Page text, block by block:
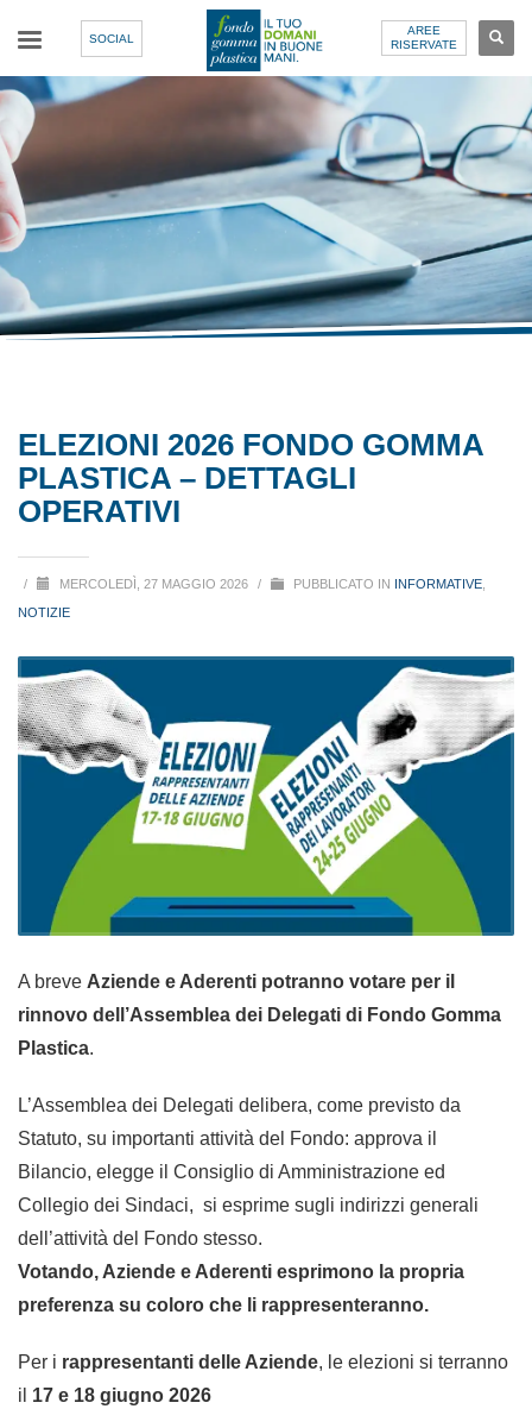
SOCIAL
AREE
RISERVATE
ELEZIONI 2026 FONDO GOMMA
PLASTICA – DETTAGLI
OPERATIVI
/ MERCOLEDÌ, 27 MAGGIO 2026 / PUBBLICATO IN INFORMATIVE
NOTIZIE
A breve Aziende e Aderenti potranno votare per il
rinnovo dell’Assemblea dei Delegati di Fondo Gomma
Plastica.
L’Assemblea dei Delegati delibera, come previsto da
Statuto, su importanti attività del Fondo: approva il
Bilancio, elegge il Consiglio di Amministrazione ed
Collegio dei Sindaci, si esprime sugli indirizzi generali
dell’attività del Fondo stesso.
Votando, Aziende e Aderenti esprimono la propria
preferenza su coloro che li rappresenteranno.
Per i rappresentanti delle Aziende, le elezioni si terranno
il 17 e 18 giugno 2026